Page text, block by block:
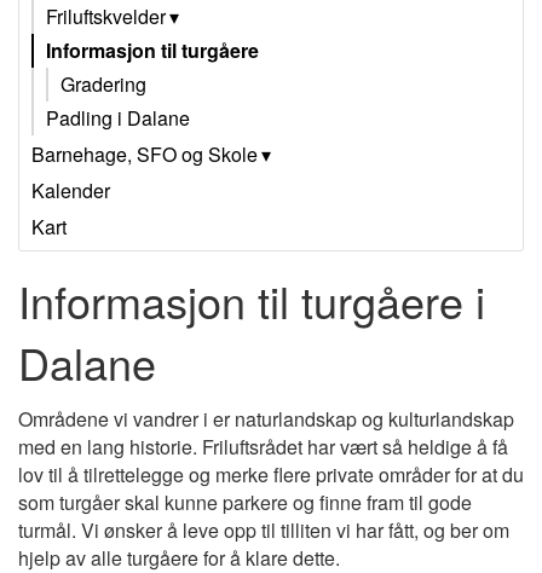
Friluftskvelder
Informasjon til turgåere
Gradering
Padling i Dalane
Barnehage, SFO og Skole
Kalender
Kart
Informasjon til turgåere i
Dalane
Områdene vi vandrer i er naturlandskap og kulturlandskap
med en lang historie. Friluftsrådet har vært så heldige å få
lov til å tilrettelegge og merke flere private områder for at du
som turgåer skal kunne parkere og finne fram til gode
turmål. Vi ønsker å leve opp til tilliten vi har fått, og ber om
hjelp av alle turgåere for å klare dette.